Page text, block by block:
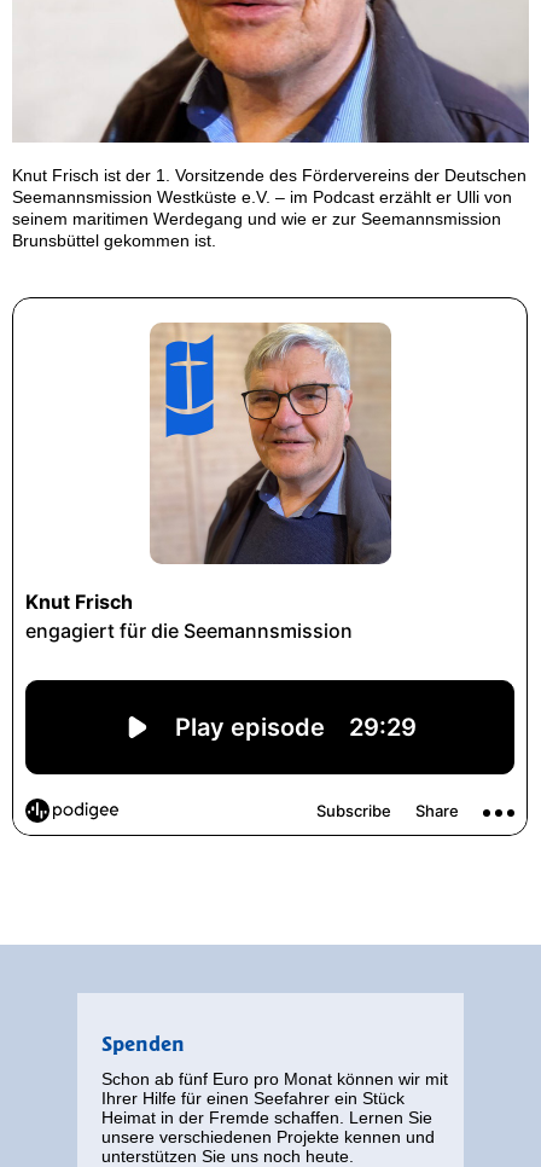
Knut Frisch ist der 1. Vorsitzende des Fördervereins der Deutschen
Seemannsmission Westküste e.V. – im Podcast erzählt er Ulli von
seinem maritimen Werdegang und wie er zur Seemannsmission
Brunsbüttel gekommen ist.
Spenden
Schon ab fünf Euro pro Monat können wir mit
Ihrer Hilfe für einen Seefahrer ein Stück
Heimat in der Fremde schaffen. Lernen Sie
unsere verschiedenen Projekte kennen und
unterstützen Sie uns noch heute.